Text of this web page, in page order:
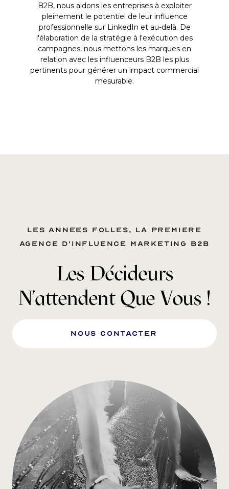
B2B, nous aidons les entreprises à exploiter
pleinement le potentiel de leur influence
professionnelle sur LinkedIn et au-delà. De
l'élaboration de la stratégie à l'exécution des
campagnes, nous mettons les marques en
relation avec les influenceurs B2B les plus
pertinents pour générer un impact commercial
mesurable.
Les annees folles, la premiere
agence d'influence marketing B2B
Les Décideurs
N'attendent Que Vous !
nous Contacter